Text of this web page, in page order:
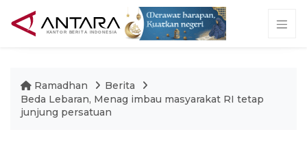
Ramadhan
Berita
Beda Lebaran, Menag imbau masyarakat RI tetap
junjung persatuan